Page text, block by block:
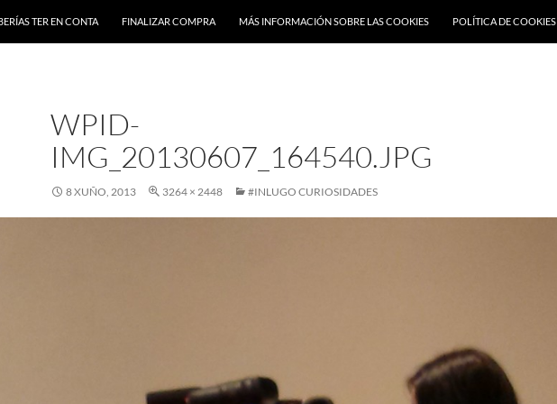
TER EN CONTA FINALIZAR COMPRA MÁS INFORMACIÓN SOBRE LAS COOKIES POLÍTICA DE COOKIES
WPID-
IMG_20130607_164540.JPG
8 XUÑO, 2013 3264 × 2448 #INLUGO CURIOSIDADES